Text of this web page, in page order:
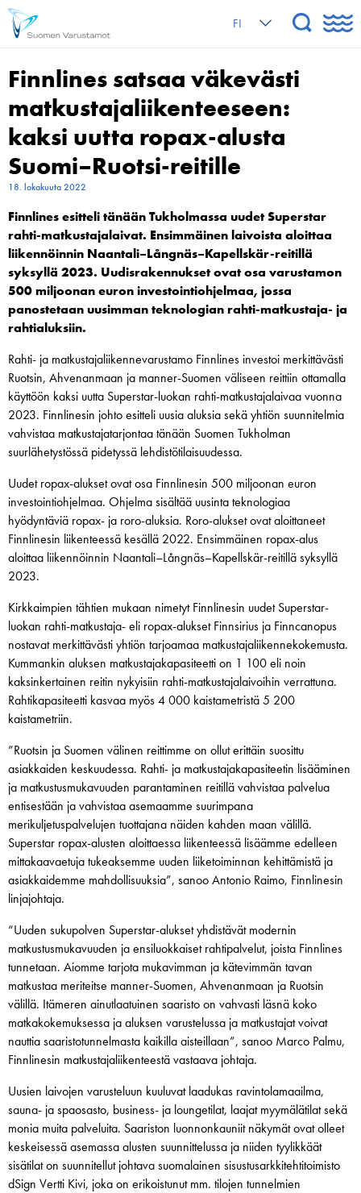
FI
Finnlines satsaa väkevästi
matkustajaliikenteeseen:
kaksi uutta ropax-alusta
Suomi–Ruotsi-reitille
18. lokakuuta 2022
Finnlines esitteli tänään Tukholmassa uudet Superstar
rahti-matkustajalaivat. Ensimmäinen laivoista aloittaa
liikennöinnin Naantali–Långnäs–Kapellskär-reitillä
syksyllä 2023. Uudisrakennukset ovat osa varustamon
500 miljoonan euron investointiohjelmaa, jossa
panostetaan uusimman teknologian rahti-matkustaja- ja
rahtialuksiin.
Rahti- ja matkustajaliikennevarustamo Finnlines investoi merkittävästi
Ruotsin, Ahvenanmaan ja manner-Suomen väliseen reittiin ottamalla
käyttöön kaksi uutta Superstar-luokan rahti-matkustajalaivaa vuonna
2023. Finnlinesin johto esitteli uusia aluksia sekä yhtiön suunnitelmia
vahvistaa matkustajatarjontaa tänään Suomen Tukholman
suurlähetystössä pidetyssä lehdistötilaisuudessa.
Uudet ropax-alukset ovat osa Finnlinesin 500 miljoonan euron
investointiohjelmaa. Ohjelma sisältää uusinta teknologiaa
hyödyntäviä ropax- ja roro-aluksia. Roro-alukset ovat aloittaneet
Finnlinesin liikenteessä kesällä 2022. Ensimmäinen ropax-alus
aloittaa liikennöinnin Naantali–Långnäs–Kapellskär-reitillä syksyllä
2023.
Kirkkaimpien tähtien mukaan nimetyt Finnlinesin uudet Superstar-
luokan rahti-matkustaja- eli ropax-alukset Finnsirius ja Finncanopus
nostavat merkittävästi yhtiön tarjoamaa matkustajaliikennekokemusta.
Kummankin aluksen matkustajakapasiteetti on 1 100 eli noin
kaksinkertainen reitin nykyisiin rahti-matkustajalaivoihin verrattuna.
Rahtikapasiteetti kasvaa myös 4 000 kaistametristä 5 200
kaistametriin.
”Ruotsin ja Suomen välinen reittimme on ollut erittäin suosittu
asiakkaiden keskuudessa. Rahti- ja matkustajakapasiteetin lisääminen
ja matkustusmukavuuden parantaminen reitillä vahvistaa palvelua
entisestään ja vahvistaa asemaamme suurimpana
merikuljetuspalvelujen tuottajana näiden kahden maan välillä.
Superstar ropax-alusten aloittaessa liikenteessä lisäämme edelleen
mittakaavaetuja tukeaksemme uuden liiketoiminnan kehittämistä ja
asiakkaidemme mahdollisuuksia”, sanoo Antonio Raimo, Finnlinesin
linjajohtaja.
“Uuden sukupolven Superstar-alukset yhdistävät modernin
matkustusmukavuuden ja ensiluokkaiset rahtipalvelut, joista Finnlines
tunnetaan. Aiomme tarjota mukavimman ja kätevimmän tavan
matkustaa meriteitse manner-Suomen, Ahvenanmaan ja Ruotsin
välillä. Itämeren ainutlaatuinen saaristo on vahvasti läsnä koko
matkakokemuksessa ja aluksen varustelussa ja matkustajat voivat
nauttia saaristotunnelmasta kaikilla aisteillaan”, sanoo Marco Palmu,
Finnlinesin matkustajaliikenteestä vastaava johtaja.
Uusien laivojen varusteluun kuuluvat laadukas ravintolamaailma,
sauna- ja spaosasto, business- ja loungetilat, laajat myymälätilat sekä
monia muita palveluita. Saariston luonnonkauniit näkymät ovat olleet
keskeisessä asemassa alusten suunnittelussa ja niiden tyylikkäät
sisätilat on suunnitellut johtava suomalainen sisustusarkkitehtitoimisto
dSign Vertti Kivi, joka on erikoistunut mm. tilojen tunnelmien